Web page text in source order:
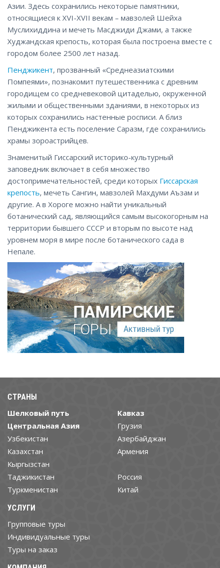
Азии. Здесь сохранились некоторые памятники,
относящиеся к XVI-XVII векам – мавзолей Шейха
Муслихиддина и мечеть Масджиди Джами, а также
Худжандская крепость, которая была построена вместе с
городом более 2500 лет назад.
Пенджикент, прозванный «Среднеазиатскими
Помпеями», познакомит путешественника с древним
городищем со средневековой цитаделью, окруженной
жилыми и общественными зданиями, в некоторых из
которых сохранились настенные росписи. А близ
Пенджикента есть поселение Саразм, где сохранились
храмы зороастрийцев.
Знаменитый Гиссарский историко-культурный
заповедник включает в себя множество
достопримечательностей, среди которых Гиссарская
крепость, мечеть Сангин, мавзолей Махдуми Аъзам и
другие. А в Хороге можно найти уникальный
ботанический сад, являющийся самым высокогорным на
территории бывшего СССР и вторым по высоте над
уровнем моря в мире после ботанического сада в
Непале.
СТРАНЫ
Шелковый путь
Центральная Азия
Узбекистан
Казахстан
Кыргызстан
Таджикистан
Туркменистан
Кавказ
Грузия
Азербайджан
Армения
Россия
Китай
УСЛУГИ
Групповые туры
Индивидуальные туры
Туры на заказ